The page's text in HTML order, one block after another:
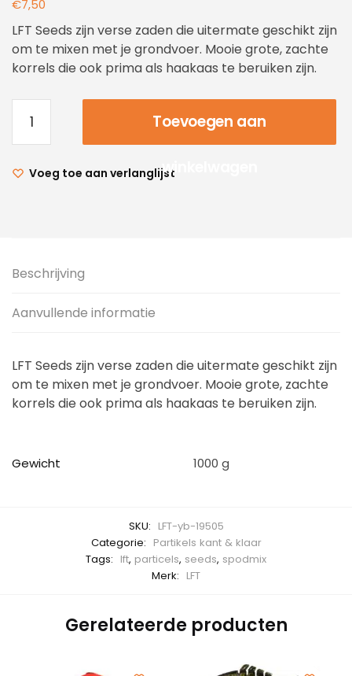
€7,50
LFT Seeds zijn verse zaden die uitermate geschikt zijn
om te mixen met je grondvoer. Mooie grote, zachte
korrels die ook prima als haakaas te beruiken zijn.
Toevoegen aan
winkelwagen
Voeg toe aan verlanglijst
Beschrijving
Aanvullende informatie
LFT Seeds zijn verse zaden die uitermate geschikt zijn
om te mixen met je grondvoer. Mooie grote, zachte
korrels die ook prima als haakaas te beruiken zijn.
Gewicht 1000 g
SKU: LFT-yb-19505
Categorie: Partikels kant & klaar
Tags: lft, particels, seeds, spodmix
Merk: LFT
Gerelateerde producten